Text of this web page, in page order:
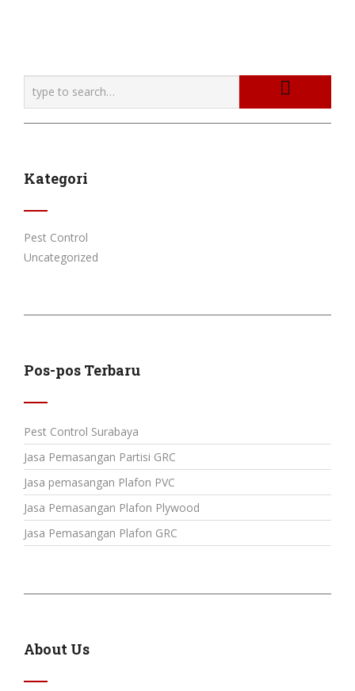
Kategori
Pest Control
Uncategorized
Pos-pos Terbaru
Pest Control Surabaya
Jasa Pemasangan Partisi GRC
Jasa pemasangan Plafon PVC
Jasa Pemasangan Plafon Plywood
Jasa Pemasangan Plafon GRC
About Us